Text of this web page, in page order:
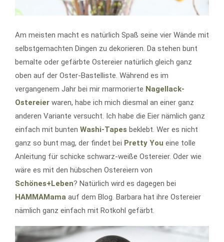
Am meisten macht es natürlich Spaß seine vier Wände mit
selbstgemachten Dingen zu dekorieren. Da stehen bunt
bemalte oder gefärbte Ostereier natürlich gleich ganz
oben auf der Oster-Bastelliste. Während es im
vergangenem Jahr bei mir marmorierte Nagellack-
Ostereier waren, habe ich mich diesmal an einer ganz
anderen Variante versucht. Ich habe die Eier nämlich ganz
einfach mit bunten Washi-Tapes beklebt. Wer es nicht
ganz so bunt mag, der findet bei Pretty You eine tolle
Anleitung für schicke schwarz-weiße Ostereier. Oder wie
wäre es mit den hübschen Ostereiern von
Schönes+Leben? Natürlich wird es dagegen bei
HAMMAMama auf dem Blog. Barbara hat ihre Ostereier
nämlich ganz einfach mit Rotkohl gefärbt.